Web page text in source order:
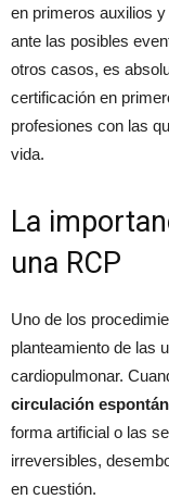
en primeros auxilios
ante las posibles
otros casos, es
certificación en
profesiones con las
vida.
La
una RCP
Uno de los
planteamiento de las
cardiopulmonar.
circulación
forma artificial o las
irreversibles,
en cuestión.